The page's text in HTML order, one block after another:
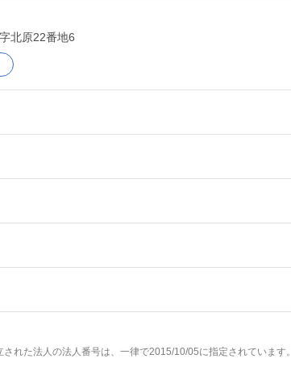
北原22番地6
れた法人の法人番号は、一律で2015/10/05に指定されています。